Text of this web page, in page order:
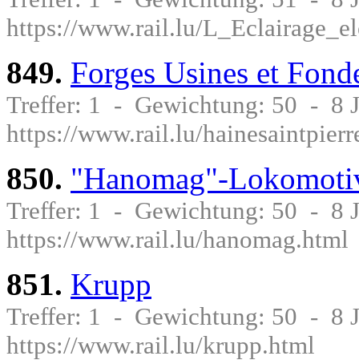
https://www.rail.lu/
849. Forges Usines et
Treffer: 1 - Gewichtung: 50 - 8
https://www.rail.lu/
850. "Hanomag"-
Treffer: 1 - Gewichtung: 50 - 8
https://www.rail.lu/hanomag.html
851. Krupp
Treffer: 1 - Gewichtung: 50 - 8
https://www.rail.lu/krupp.html